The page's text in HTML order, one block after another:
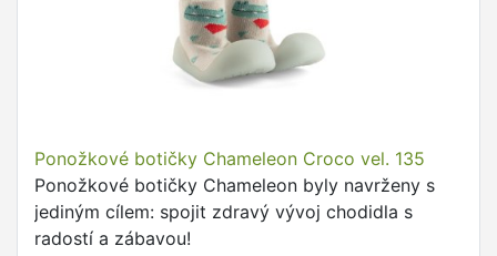
Ponožkové botičky Chameleon Croco vel. 135
Ponožkové botičky Chameleon byly navrženy s
jediným cílem: spojit zdravý vývoj chodidla s
radostí a zábavou!